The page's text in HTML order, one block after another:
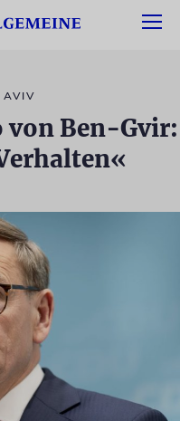
AVIV
von Ben-Gvir: